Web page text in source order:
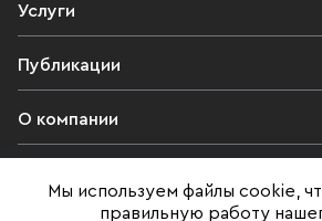
Услуги
Публикации
О компании
Мы используем файлы cookie,
правильную работу